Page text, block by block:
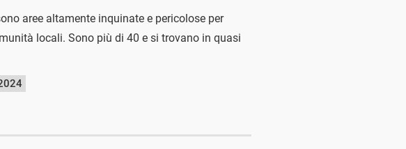
aree altamente inquinate e pericolose per
locali. Sono più di 40 e si trovano in quasi